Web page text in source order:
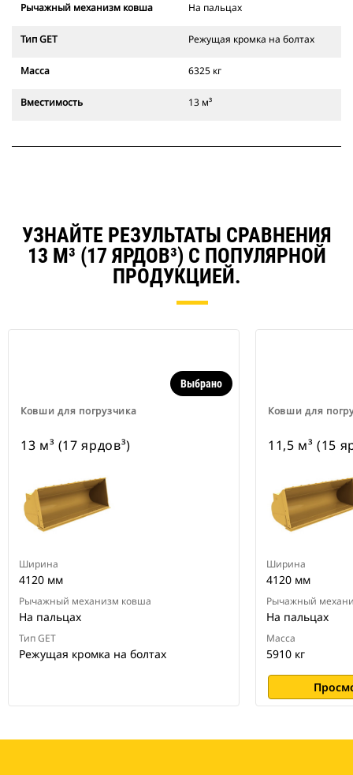
Рычажный механизм ковша На пальцах
Тип GET Режущая кромка на болтах
Масса 6325 кг
Вместимость 13 м³
УЗНАЙТЕ РЕЗУЛЬТАТЫ СРАВНЕНИЯ
13 М³ (17 ЯРДОВ³) С ПОПУЛЯРНОЙ
ПРОДУКЦИЕЙ.
Ковши для погрузчика
Выбрано
13 м³ (17 ярдов³)
Ширина
4120 мм
Рычажный механизм ковша
На пальцах
Тип GET
Режущая кромка на болтах
Ковши для
11,5 м³ (15
Ширина
4120 мм
Рычажный
На пальцах
Масса
5910 кг